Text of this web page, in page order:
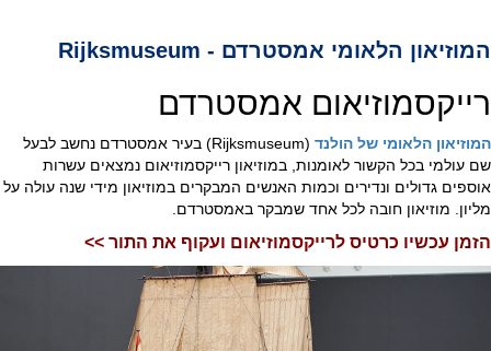
המוזיאון הלאומי אמסטרדם - Rijksmuseum
רייקסמוזיאום אמסטרדם
המוזיאון הלאומי של הולנד
(Rijksmuseum) בעיר אמסטרדם נחשב לבעל
שם עולמי בכל הקשור לאומנות, במוזיאון רייקסמוזיאום נמצאים עשרות
אוספים גדולים ונדירים וכמות האנשים המבקרים במוזיאון מידי שנה עולה על
מליון. מוזיאון חובה לכל אחד שמבקר באמסטרדם.
הזמן עכשיו כרטיס לרייקסמוזיאום ועקוף את התור >>